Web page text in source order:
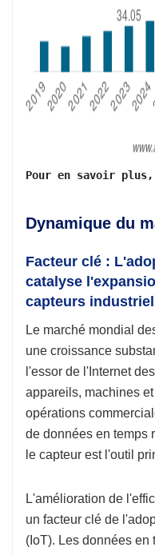
Pour en savoir plus,
Dynamique du
Facteur clé :
catalyse
capteurs
Le marché mondial
une croissance
l'essor de l'Internet
appareils, machines
opérations
de données en temps
le capteur est l'outil
L'amélioration de
un facteur clé de
(IoT). Les données en